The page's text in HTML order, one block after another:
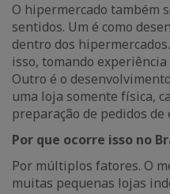
O hipermercado também
sentidos. Um é como
dentro dos
isso, tomando
Outro é o
uma loja somente física,
preparação de pedidos de
Por que ocorre isso no
Por múltiplos fatores. O
muitas pequenas lojas